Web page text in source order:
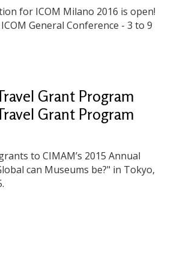
for ICOM Milano 2016 is open!
General Conference - 3 to 9
Grant Program
Grant Program
to CIMAM’s 2015 Annual
can Museums be?" in Tokyo,